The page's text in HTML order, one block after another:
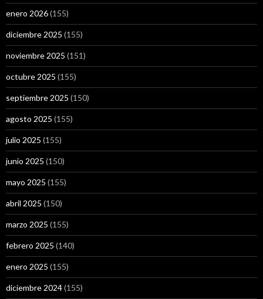
enero 2026(155)
diciembre 2025 (155)
noviembre 2025 (151)
octubre 2025 (155)
septiembre 2025 (150)
agosto 2025 (155)
julio 2025 (155)
junio 2025 (150)
mayo 2025 (155)
abril 2025 (150)
marzo 2025 (155)
febrero 2025 (140)
enero 2025 (155)
diciembre 2024(155)